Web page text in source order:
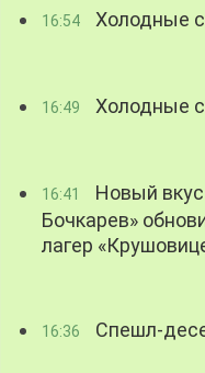
16:54 Холодные
16:49 Холодные
16:41
Новый
Бочкарев»
лагер
16:36 Спешл-